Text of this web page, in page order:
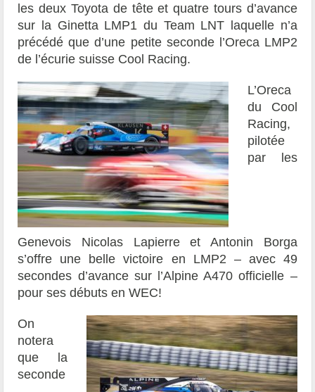
les deux Toyota de tête et quatre tours d’avance
sur la Ginetta LMP1 du Team LNT laquelle n’a
précédé que d’une petite seconde l’Oreca LMP2
de l’écurie suisse Cool Racing.
L’Oreca
du Cool
Racing,
pilotée
par les
Genevois Nicolas Lapierre et Antonin Borga
s’offre une belle victoire en LMP2 – avec 49
secondes d’avance sur l’Alpine A470 officielle –
pour ses débuts en WEC!
On
notera
que la
seconde